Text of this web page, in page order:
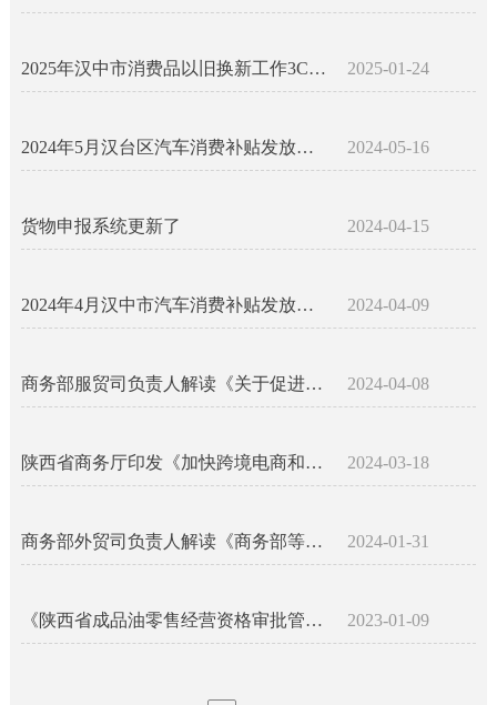
2025年汉中市消费品以旧换新工作3C数码领域政策解读 2025-01-24
2024年5月汉台区汽车消费补贴发放申领实施细则 2024-05-16
货物申报系统更新了 2024-04-15
2024年4月汉中市汽车消费补贴发放申领实施细则 2024-04-09
商务部服贸司负责人解读《关于促进餐饮业高质量发展的指导意见》 2024-04-08
陕西省商务厅印发《加快跨境电商和海外仓高质量发展实施方案》 推动外贸稳规模优结构 2024-03-18
商务部外贸司负责人解读《商务部等10部门关于提升加工贸易发展水平的意见》 2024-01-31
《陕西省成品油零售经营资格审批管理办法》制定印发 2023-01-09